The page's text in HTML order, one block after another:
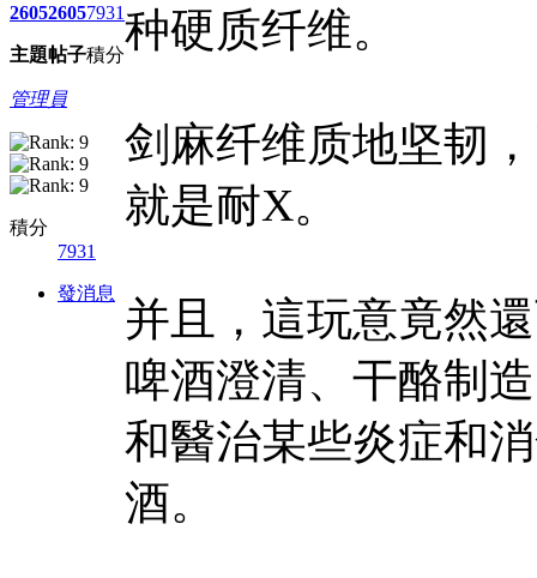
2605
主題
2605
帖子
7931
積分
管理員
積分
7931
發消息
种硬质纤维。
剑麻纤维质地坚韧
就是耐X。
并且，這玩意竟然
啤酒澄清、干酪制
和醫治某些炎症和
酒。